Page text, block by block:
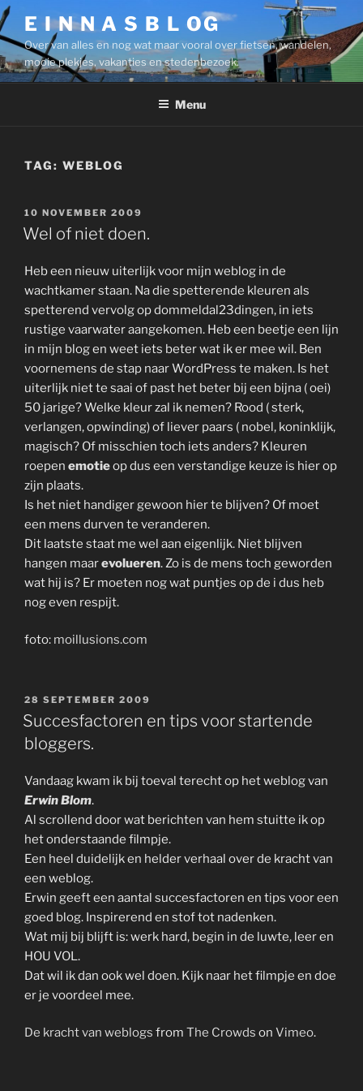
Ga
naar
de
inhoud
E I N N A S B L OG
Over van alles en nog wat maar vooral over fietsen, wandelen,
mooie plekjes, vakanties en stedenbezoek.
Menu
TAG: WEBLOG
GEPLAATST
OP
10 NOVEMBER 2009
Wel of niet doen.
Heb een nieuw uiterlijk voor mijn weblog in de
wachtkamer staan. Na die spetterende kleuren als
spetterend vervolg op dommeldal23dingen, in iets
rustige vaarwater aangekomen. Heb een beetje een lijn
in mijn blog en weet iets beter wat ik er mee wil. Ben
voornemens de stap naar WordPress te maken. Is het
uiterlijk niet te saai of past het beter bij een bijna ( oei)
50 jarige? Welke kleur zal ik nemen? Rood ( sterk,
verlangen, opwinding) of liever paars ( nobel, koninklijk,
magisch? Of misschien toch iets anders? Kleuren
roepen emotieop dus een verstandige keuze is hier op
zijn plaats.
Is het niet handiger gewoon hier te blijven? Of moet
een mens durven te veranderen.
Dit laatste staat me wel aan eigenlijk. Niet blijven
hangen maarevolueren. Zo is de mens toch geworden
wat hij is? Er moeten nog wat puntjes op de i dus heb
nog even respijt.
foto: moillusions.com
GEPLAATST
OP
28 SEPTEMBER 2009
Succesfactoren en tips voor startende
bloggers.
Vandaag kwam ik bij toeval terecht op het weblog van
Erwin Blom.
Al scrollend door wat berichten van hem stuitte ik op
het onderstaande filmpje.
Een heel duidelijk en helder verhaal over de kracht van
een weblog.
Erwin geeft een aantal succesfactoren en tips voor een
goed blog. Inspirerend en stof tot nadenken.
Wat mij bij blijft is: werk hard, begin in de luwte, leer en
HOU VOL.
Dat wil ik dan ook wel doen. Kijk naar het filmpje en doe
er je voordeel mee.
De kracht van weblogs from The Crowds on Vimeo.